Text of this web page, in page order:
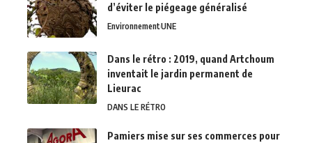
d’éviter le piégeage généralisé
EnvironnementUNE
Dans le rétro : 2019, quand Artchoum
inventait le jardin permanent de
Lieurac
DANS LE RÉTRO
Pamiers mise sur ses commerces pour